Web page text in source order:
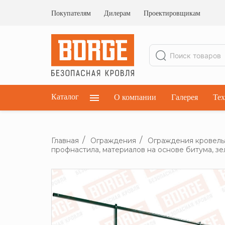
Покупателям Дилерам Проектировщикам
Каталог
Ограждения парапетные
О компании Галерея
Главная Ограждения Ограждения
профнастила, материалов на основе битума,